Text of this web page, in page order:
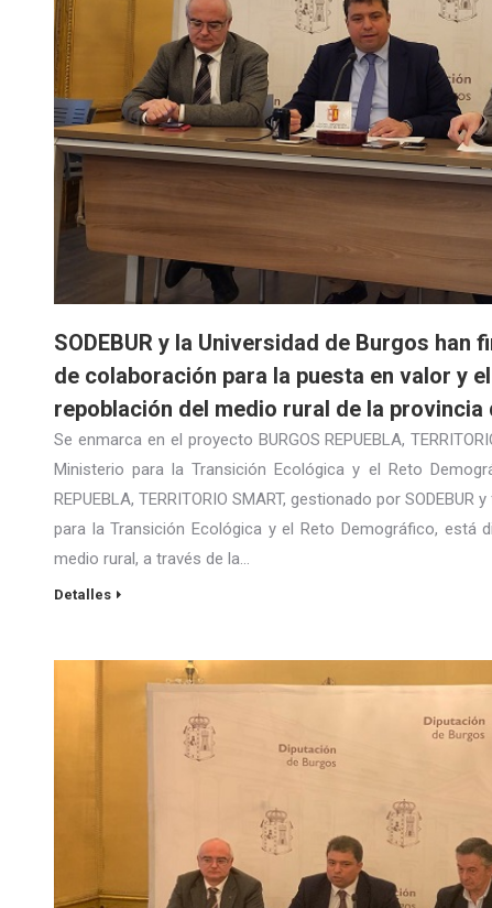
SODEBUR y la Universidad de Burgos han
de colaboración para la puesta en valor y
repoblación del medio rural de la provincia
Se enmarca en el proyecto BURGOS REPUEBLA,
Ministerio para la Transición Ecológica y el Reto
REPUEBLA, TERRITORIO SMART, gestionado por
para la Transición Ecológica y el Reto Demográfico, está
medio rural, a través de la…
Detalles